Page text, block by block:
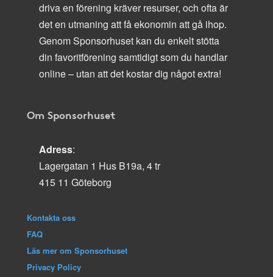
driva en förening kräver resurser, och ofta är
det en utmaning att få ekonomin att gå ihop.
Genom Sponsorhuset kan du enkelt stötta
din favoritförening samtidigt som du handlar
online – utan att det kostar dig något extra!
Om Sponsorhuset
Adress:
Lagergatan 1 Hus B19a, 4 tr
415 11 Göteborg
Kontakta oss
FAQ
Läs mer om Sponsorhuset
Privacy Policy